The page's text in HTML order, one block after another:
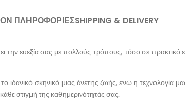
ΠΛΗΡΟΦΟΡΊΕΣSHIPPING & DELIVERY
την ευεξία σας με πολλούς τρόπους, τόσο σε πρακτικό
ιδανικό σκηνικό μιας άνετης ζωής, ενώ η τεχνολογία
στιγμή της καθημερινότητάς σας.